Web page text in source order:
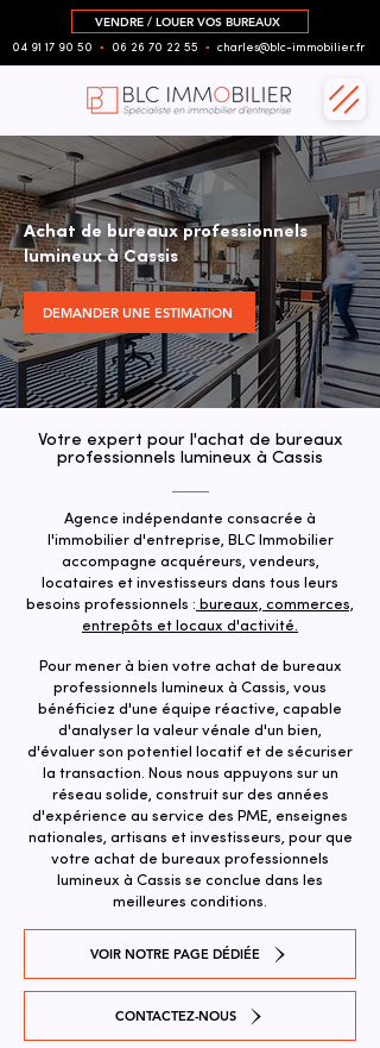
VENDRE / LOUER VOS BUREAUX
04 91 17 90 50 ▪︎ 06 26 70 22 55 ▪︎ charles@blc-immobilier.fr
Achat de bureaux professionnels
lumineux à Cassis
DEMANDER UNE ESTIMATION
Votre expert pour l'achat de bureaux
professionnels lumineux à Cassis
Agence indépendante consacrée à
l'immobilier d'entreprise, BLC Immobilier
accompagne acquéreurs, vendeurs,
locataires et investisseurs dans tous leurs
besoins professionnels : bureaux, commerces,
entrepôts et locaux d'activité.
Pour mener à bien votre achat de bureaux
professionnels lumineux à Cassis, vous
bénéficiez d'une équipe réactive, capable
d'analyser la valeur vénale d'un bien,
d'évaluer son potentiel locatif et de sécuriser
la transaction. ​Nous nous appuyons sur un
réseau solide, construit sur des années
d'expérience au service des PME, enseignes
nationales, artisans et investisseurs, pour que
votre achat de bureaux professionnels
lumineux à Cassis se conclue dans les
meilleures conditions.
VOIR NOTRE PAGE DÉDIÉE
CONTACTEZ-NOUS